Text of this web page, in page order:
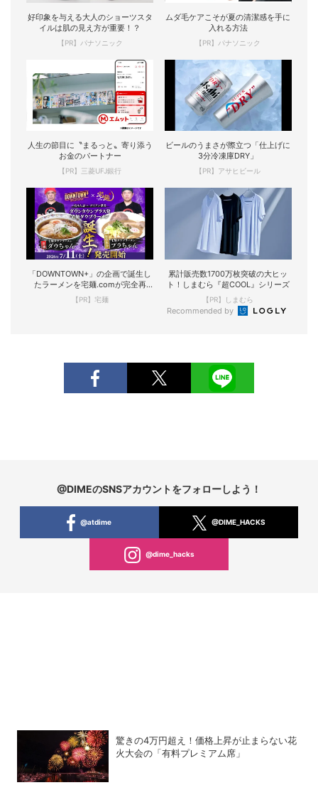
好印象を与える大人のショーツスタ
イルは肌の見え方が重要！？
【PR】パナソニック
ムダ毛ケアこそが夏の清潔感を手に
入れる方法
【PR】パナソニック
人生の節目に〝まるっと〟寄り添う
お金のパートナー
【PR】三菱UFJ銀行
ビールのうまさが際立つ「仕上げに
3分冷凍庫DRY」
【PR】アサヒビール
「DOWNTOWN+」の企画で誕生し
たラーメンを宅麺.comが完全再
現！
【PR】宅麺
累計販売数1700万枚突破の大ヒッ
ト！しまむら『超COOL』シリーズ
【PR】しまむら
Recommended by
@DIMEのSNSアカウントをフォローしよう！
@atdime @DIME_HACKS
@dime_hacks
驚きの4万円超え！価格上昇が止まらない花
火大会の「有料プレミアム席」